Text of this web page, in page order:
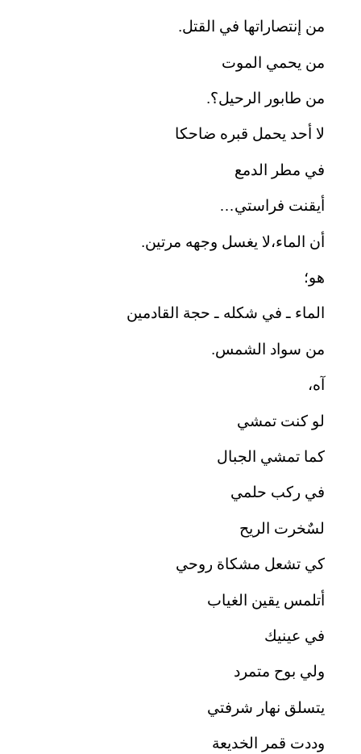
من إنتصاراتها في القتل.
من يحمي الموت
من طابور الرحيل؟.
لا أحد يحمل قبره ضاحكا
في مطر الدمع
أيقنت فراستي…
أن الماء،لا يغسل وجهه مرتين.
هو؛
الماء ـ في شكله ـ حجة القادمين
من سواد الشمس.
آه،
لو كنت تمشي
كما تمشي الجبال
في ركب حلمي
لسٌخرت الريح
كي تشعل مشكاة روحي
أتلمس يقين الغياب
في عينيك
ولي بوح متمرد
يتسلق نهار شرفتي
وددت قمر الخديعة